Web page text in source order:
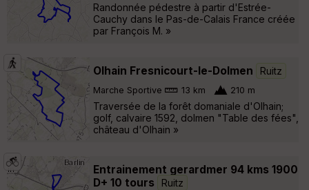
Randonnée pédestre à partir d'Estrée-
Cauchy dans le Pas-de-Calais France créée
par François M. »
Olhain Fresnicourt-le-Dolmen Ruitz
Marche Sportive 13 km 210 m
Traversée de la forêt domaniale d'Olhain;
golf, calvaire 1592, dolmen "Table des fées",
château d'Olhain »
Entrainement gerardmer 94 kms 1900
D+ 10 tours
Ruitz